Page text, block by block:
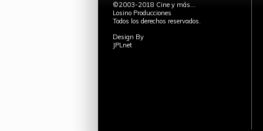
©2003-2018 Cine y más...
Losino Producciones
Todos los derechos reservados.
Design By
JPLnet